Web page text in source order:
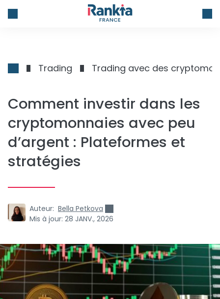
FRANCE
Trading Trading avec des
Comment investir dans les
cryptomonnaies avec peu
d’argent : Plateformes et
stratégies
Auteur: Bella Petkova
Mis à jour: 28 JANV., 2026